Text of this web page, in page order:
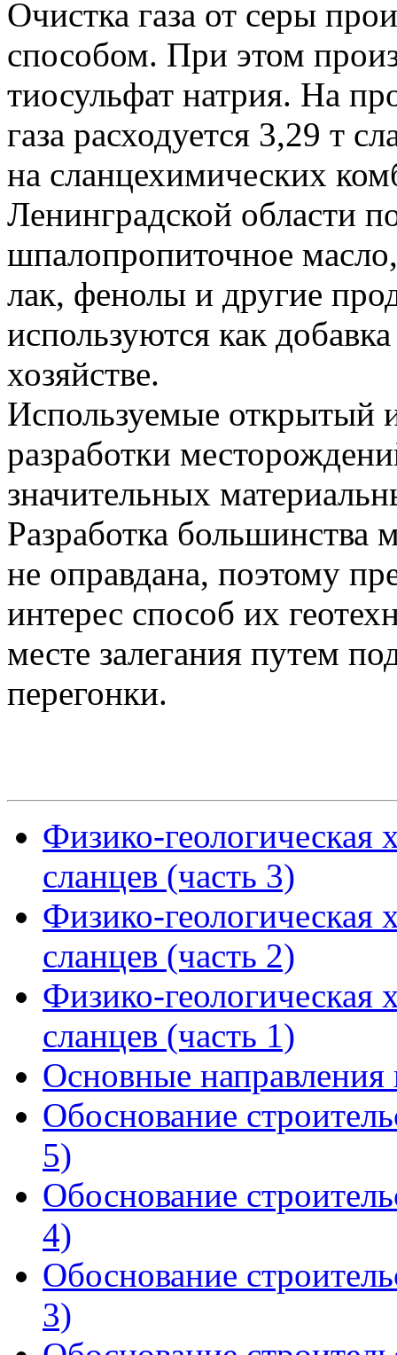
Очистка газа от серы
способом. При этом
тиосульфат натрия. На
газа расходуется 3,29 т
на сланцехимических
Ленинградской области
шпалопропиточное
лак, фенолы и другие
используются как
хозяйстве.
Используемые открытый
разработки
значительных
Разработка большинства
не оправдана, поэтому
интерес способ их
месте залегания путем
перегонки.
Физико-геологическая
сланцев (часть 3)
Физико-геологическая
сланцев (часть 2)
Физико-геологическая
сланцев (часть 1)
Основные
Обоснование
5)
Обоснование
4)
Обоснование
3)